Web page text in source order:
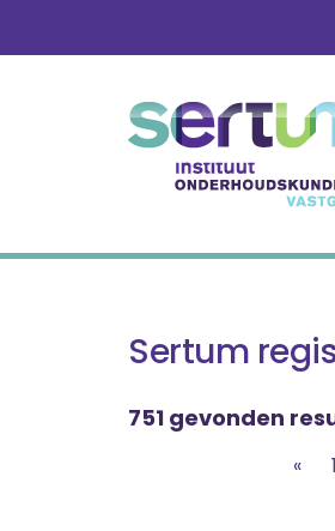
content
Sertum
751 gevonden
« 1